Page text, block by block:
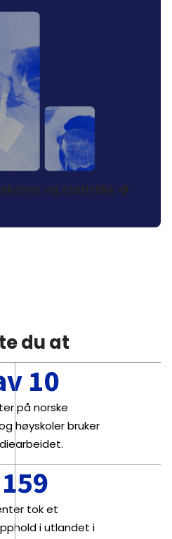
og statistikk
du at
10
på norske
høyskoler bruker
tok et
i utlandet i